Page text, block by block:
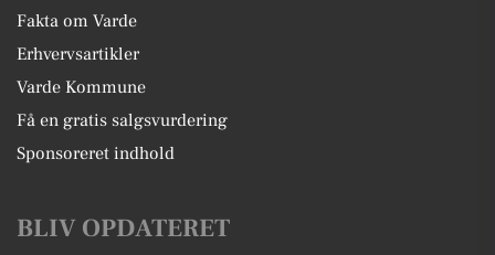
Fakta om Varde
Erhvervsartikler
Varde Kommune
Få en gratis salgsvurdering
Sponsoreret indhold
BLIV OPDATERET